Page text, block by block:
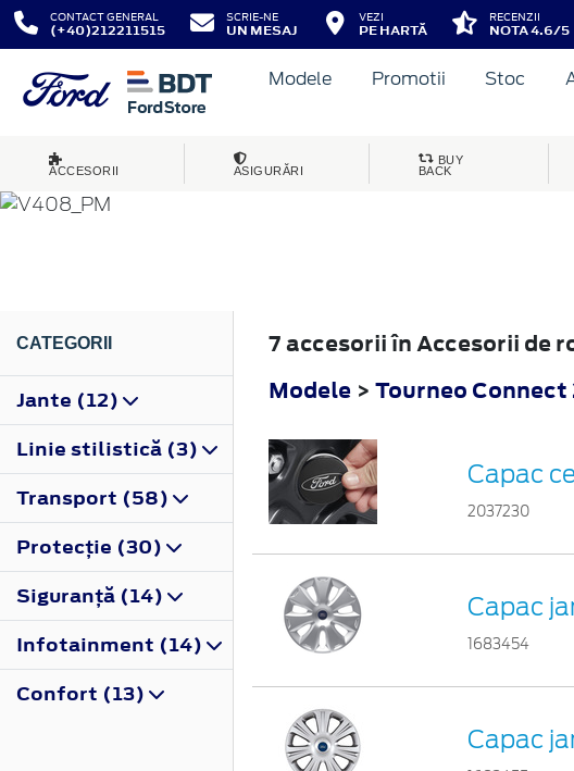
CONTACT GENERAL
(+40)212211515
SCRIE-NE
UN MESAJ
VEZI
PE HARTĂ
RECENZII
NOTA 4.6/5
Modele Promotii Stoc
ACCESORII ASIGURĂRI
BUY
BACK
TOURNEO CONNECT
CATEGORII
Jante (12)
Linie stilistică (3)
Transport (58)
Protecţie (30)
Siguranţă (14)
Infotainment (14)
Confort (13)
7 accesorii în Accesorii de
Modele > Tourneo Connect
Capac
2037230
Capac
1683454
Capac